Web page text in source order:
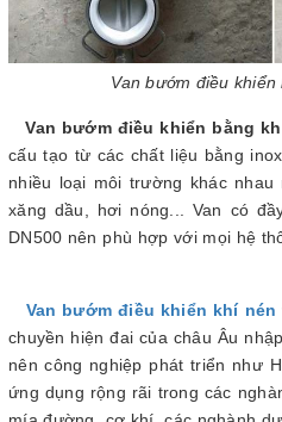
Van bướm điều
Van bướm điều khiển bằng
cấu tạo từ các chất liệu bằng
nhiều loại môi trường khác
xăng dầu, hơi nóng... Van có
DN500 nên phù hợp với mọi hệ
Van bướm điều khiển khí nén
chuyền hiện đai của châu Âu
nên công nghiệp phát triển như
ứng dụng rộng rãi trong các